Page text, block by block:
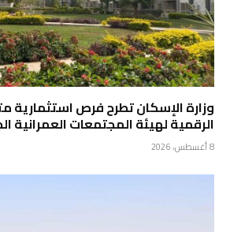
وزارة الإسكان تطرح فرص استثمارية
الرقمية لهيئة المجتمعات العمرانية
8 أغسطس، 2026